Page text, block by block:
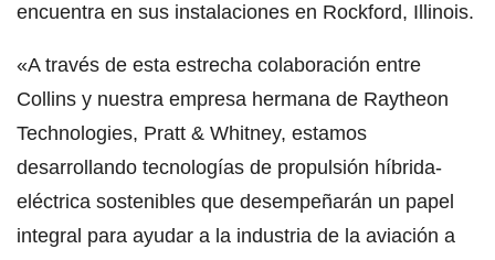
encuentra en sus instalaciones en Rockford, Illinois.
«A través de esta estrecha colaboración entre
Collins y nuestra empresa hermana de Raytheon
Technologies, Pratt & Whitney, estamos
desarrollando tecnologías de propulsión híbrida-
eléctrica sostenibles que desempeñarán un papel
integral para ayudar a la industria de la aviación a